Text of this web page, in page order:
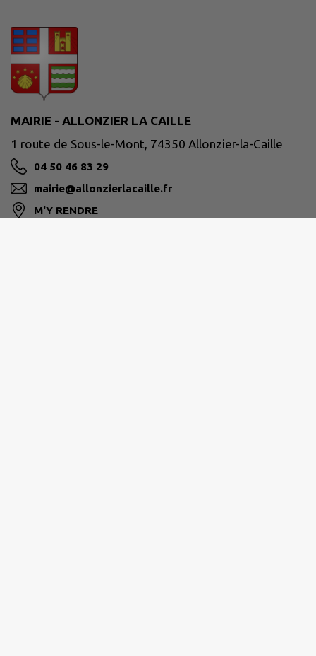
MAIRIE - ALLONZIER LA CAILLE
1 route de Sous-le-Mont, 74350 Allonzier-la-Caille
04 50 46 83 29
mairie@allonzierlacaille.fr
M'Y RENDRE